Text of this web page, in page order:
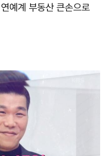
예계 부동산 큰손으로